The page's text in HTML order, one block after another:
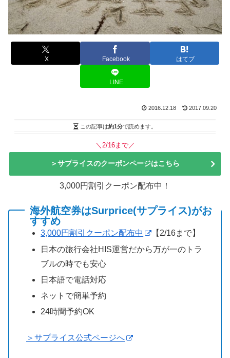
X Facebook はてブ
LINE
2016.12.18 2017.09.20
この記事は約1分で読めます。
＼2/16まで／
＞サプライスのクーポンページはこちら
3,000円割引クーポン配布中！
海外航空券はSurprice(サプライス)がお
すすめ
3,000円割引クーポン配布中
【2/16まで】
日本の旅行会社HIS運営だから万が一のトラ
ブルの時でも安心
日本語で電話対応
ネットで簡単予約
24時間予約OK
＞サプライス公式ページへ